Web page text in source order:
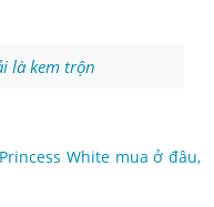
là kem trộn
White mua ở đâu,